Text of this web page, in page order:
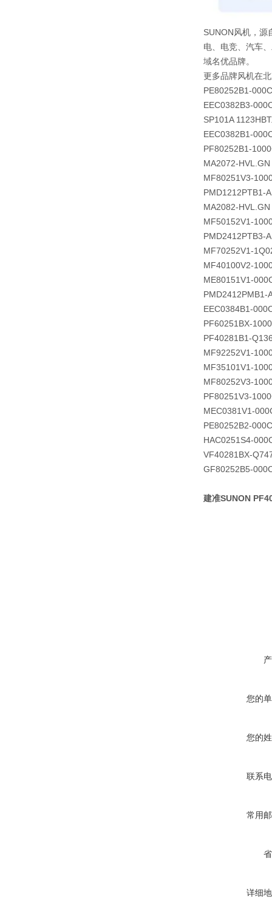
SUNON风机，源
电、电竞、汽车
域名优品牌。
更多品牌风机在
PE80252B1-
EEC0382B3-
SP101A
EEC0382B1-
PF80252B1-
MA2072-HVL.GN
MF80251V3-
PMD1212PTB1-
MA2082-HVL.GN
MF50152V1-
PMD2412PTB3-
MF70252V1-
MF40100V2-
ME80151V1-
PMD2412PMB1-
EEC0384B1-
PF60251BX-
PF40281B1-
MF92252V1-
MF35101V1-
MF80252V3-
PF80251V3-
MEC0381V1-
PE80252B2-
HAC0251S4-
VF40281BX-
GF80252B5-
建准SUNON
您的
您的
联系
常用
详细